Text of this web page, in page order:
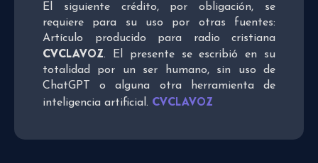
El siguiente crédito, por obligación, se
requiere para su uso por otras fuentes:
Artículo producido para radio cristiana
CVCLAVOZ. El presente se escribió en su
totalidad por un ser humano, sin uso de
ChatGPT o alguna otra herramienta de
inteligencia artificial. CVCLAVOZ